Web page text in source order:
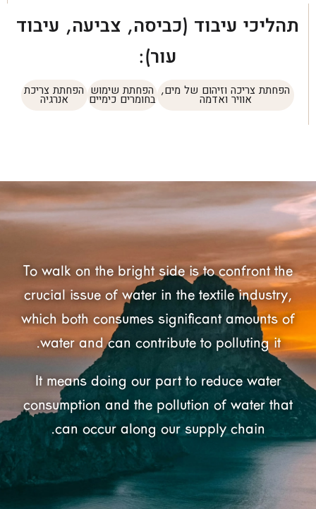
תהליכי עיבוד (כביסה, צביעה, עיבוד
עור):
הפחתת צריכה וזיהום של מים,
אוויר ואדמה
הפחתת שימוש
בחומרים כימיים
הפחתת צריכת
אנרגיה
To walk on the bright side is to confront the
crucial issue of water in the textile industry,
which both consumes significant amounts of
water and can contribute to polluting it.
It means doing our part to reduce water
consumption and the pollution of water that
can occur along our supply chain.